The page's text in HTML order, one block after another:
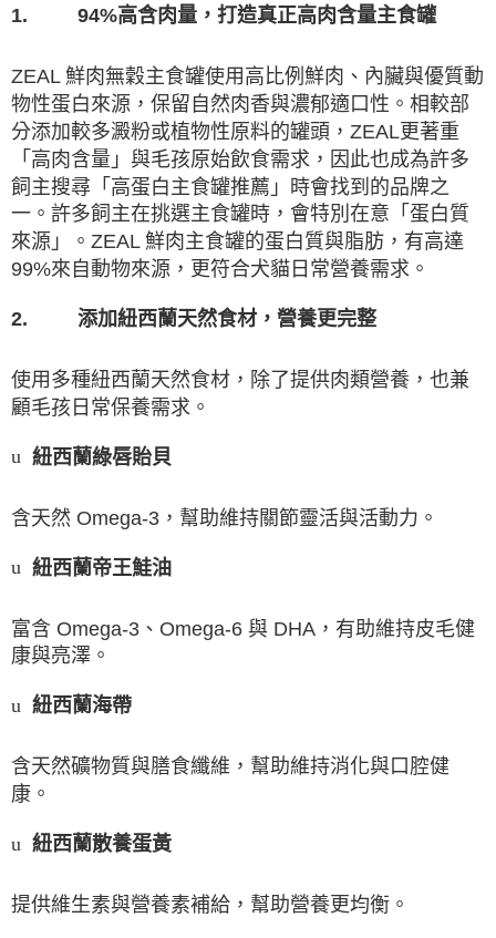
1. 94%高含肉量，打造真正高肉含量主食罐
ZEAL 鮮肉無穀主食罐使用高比例鮮肉、內臟與優質動
物性蛋白來源，保留自然肉香與濃郁適口性。相較部
分添加較多澱粉或植物性原料的罐頭， ZEAL更著重
「高肉含量」與毛孩原始飲食需求，因此也成為許多
飼主搜尋「高蛋白主食罐推薦」時會找到的品牌之
一。許多飼主在挑選主食罐時，會特別在意「蛋白質
來源」。 ZEAL 鮮肉主食罐的蛋白質與脂肪，有高達
99%來自動物來源，更符合犬貓日常營養需求。
2. 添加紐西蘭天然食材，營養更完整
使用多種紐西蘭天然食材，除了提供肉類營養，也兼
顧毛孩日常保養需求。
u 紐西蘭綠唇貽貝
含天然 Omega-3 ，幫助維持關節靈活與活動力。
u 紐西蘭帝王鮭油
富含 Omega-3 、 Omega-6 與 DHA ，有助維持皮毛健
康與亮澤。
u 紐西蘭海帶
含天然礦物質與膳食纖維，幫助維持消化與口腔健
康。
u 紐西蘭散養蛋黃
提供維生素與營養素補給，幫助營養更均衡。